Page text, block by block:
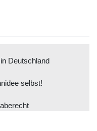
Deutschland
selbst!